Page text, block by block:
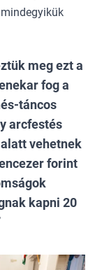
meg ezt a
fog a
táncos
arcfestés
vehetnek
forint
kapni 20